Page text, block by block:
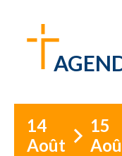
14
Août
15